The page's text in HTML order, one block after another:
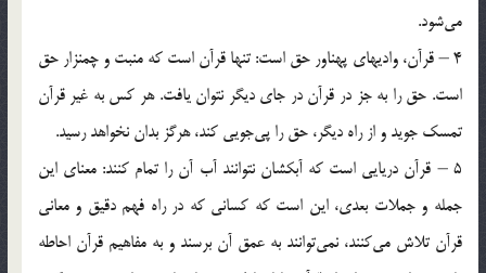
مي‌شود.
4 – قرآن‌، واديهاي‌ پهناور حق‌ است‌: تنها قرآن‌ است‌ كه‌ منبت‌ و چمنزار حق‌
است‌. حق‌ را به‌ جز در قرآن‌ در جاي‌ ديگر نتوان‌ يافت‌. هر كس‌ به‌ غير قرآن‌
تمسك‌ جويد و از راه‌ ديگر، حق‌ را پي‌جويي‌ كند، هرگز بدان‌ نخواهد رسيد.
5 – قرآن‌ دريايي‌ است‌ كه‌ آبكشان‌ نتوانند آب‌ آن‌ را تمام‌ كنند: معناي‌ اين‌
جمله‌ و جملات‌ بعدي‌، اين‌ است‌ كه‌ كساني‌ كه‌ در راه‌ فهم‌ دقيق‌ و معاني‌
قرآن‌ تلاش‌ مي‌كنند، نمي‌توانند به‌ عمق‌ آن‌ برسند و به‌ مفاهيم‌ قرآن‌ احاطه‌